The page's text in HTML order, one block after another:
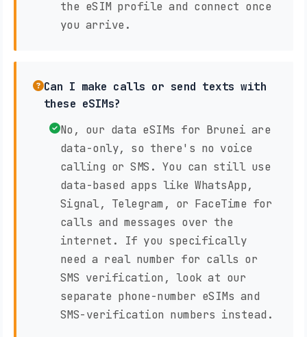
the eSIM profile and connect once
you arrive.
Can I make calls or send texts with
these eSIMs?
No, our data eSIMs for Brunei are
data-only, so there's no voice
calling or SMS. You can still use
data-based apps like WhatsApp,
Signal, Telegram, or FaceTime for
calls and messages over the
internet. If you specifically
need a real number for calls or
SMS verification, look at our
separate phone-number eSIMs and
SMS-verification numbers instead.